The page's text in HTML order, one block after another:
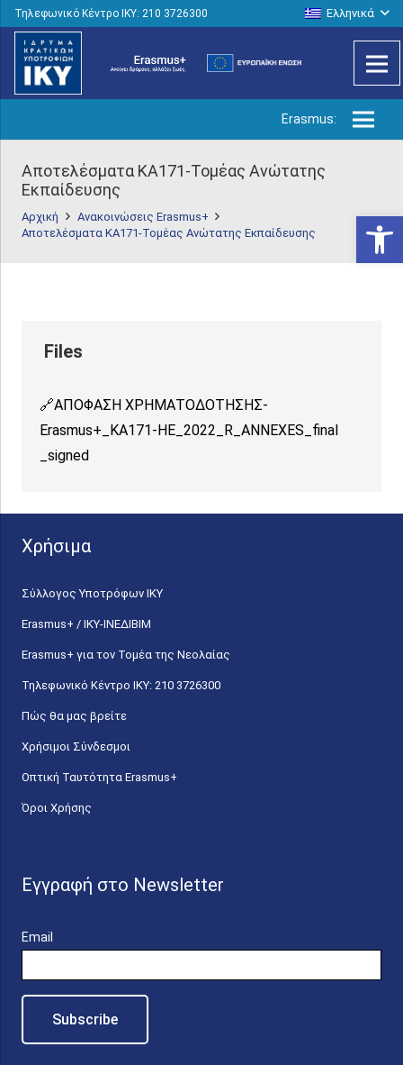
Τηλεφωνικό Κέντρο IKY: 210 3726300 Ελληνικά
Erasmus:
Αποτελέσματα ΚΑ171-Τομέας Ανώτατης
Εκπαίδευσης
Αρχική
Ανακοινώσεις Erasmus+
Αποτελέσματα ΚΑ171-Τομέας Ανώτατης Εκπαίδευσης
ΑΠΟΦΑΣΗ ΧΡΗΜΑΤΟΔΟΤΗΣΗΣ-
Erasmus+_ΚΑ171-HE_2022_R_ANNEXES_final
_signed
Χρήσιμα
Σύλλογος Υποτρόφων ΙΚΥ
Erasmus+ / ΙΚΥ-ΙΝΕΔΙΒΙΜ
Erasmus+ για τον Τομέα της Νεολαίας
Τηλεφωνικό Κέντρο IKY: 210 3726300
Πώς θα μας βρείτε
Χρήσιμοι Σύνδεσμοι
Οπτική Ταυτότητα Erasmus+
Όροι Χρήσης
Εγγραφή στο Newsletter
Email